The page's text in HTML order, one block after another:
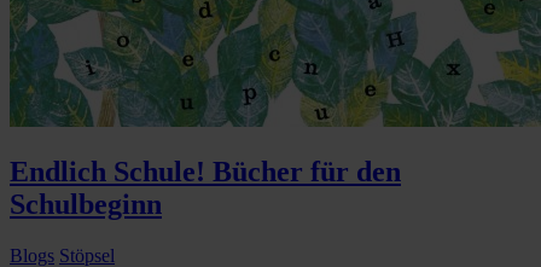
Endlich Schule! Bücher für den
Schulbeginn
Blogs Stöpsel